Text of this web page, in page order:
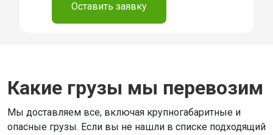
Оставить заявку
Какие грузы мы перевозим
Мы доставляем все, включая крупногабаритные и
опасные грузы. Если вы не нашли в списке подходящий